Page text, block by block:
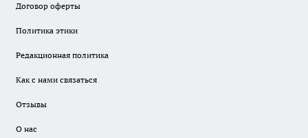
Договор оферты
Политика этики
Редакционная политика
Как с нами связаться
Отзывы
О нас